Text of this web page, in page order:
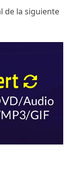
de la siguiente